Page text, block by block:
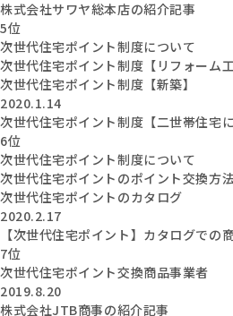
株式会社サワヤ総本店の紹介記事
5位
次世代住宅ポイント制度について
次世代住宅ポイント制度【リフォーム工
次世代住宅ポイント制度【新築】
2020.1.14
次世代住宅ポイント制度【二世帯住宅に
6位
次世代住宅ポイント制度について
次世代住宅ポイントのポイント交換方
次世代住宅ポイントのカタログ
2020.2.17
【次世代住宅ポイント】カタログでの
7位
次世代住宅ポイント交換商品事業者
2019.8.20
株式会社JTB商事の紹介記事